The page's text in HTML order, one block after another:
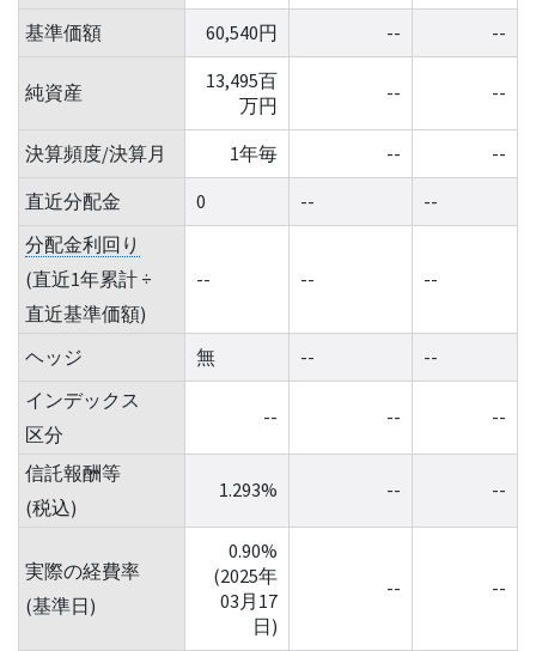
基準価額
60,540円 -- --
純資産
13,495百
万円
-- --
決算頻度/決算月 1年毎 --
--
直近分配金
0 --
--
分配金利回り
(直近1年累計 ÷
直近基準価額)
-- -- --
ヘッジ 無 --
--
インデックス
区分
-- -- --
信託報酬等
(税込)
1.293% -- --
実際の経費率
(基準日)
0.90%
(2025年
03月17
日)
-- --